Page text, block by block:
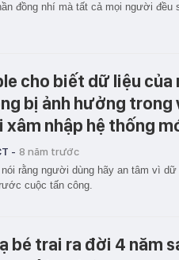
đồng nhí mà tất cả mọi người đều
cho biết dữ liệu
bị ảnh hưởng trong
xâm nhập hệ thống
- 8 năm trước
rằng người dùng hãy an tâm vì
cuộc tấn công.
bé trai ra đời 4 năm